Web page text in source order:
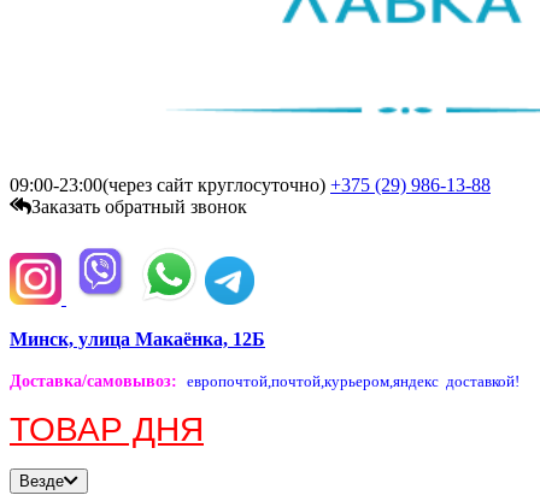
09:00-23:00(через сайт круглосуточно) +375 (29) 986-13-88
Заказать обратный звонок
Минск, улица Макаёнка, 12Б
Доставка/самовывоз: европочтой,почтой,курьером,яндекс доставкой!
ТОВАР ДНЯ
Везде